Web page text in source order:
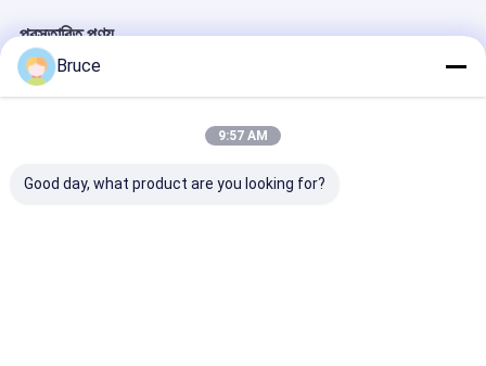
প্রস্তাবিত পণ্য
Bruce
9:57 AM
Good day, what product are you looking for?